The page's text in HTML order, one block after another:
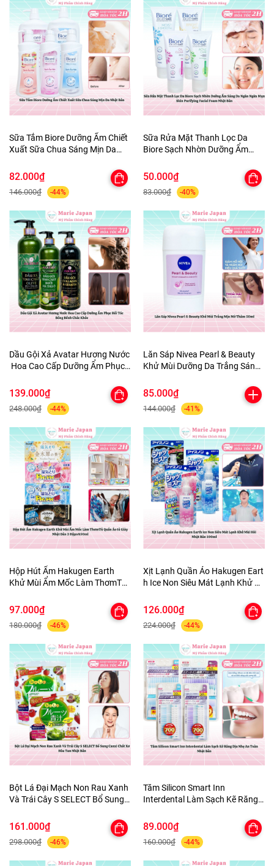
Sữa Tắm Biore Dưỡng Ẩm Chiết
Xuất Sữa Chua Sáng Mịn Da
82.000₫
146.000₫ -44%
Sữa Rửa Mặt Thanh Lọc Da
Biore Sạch Nhờn Dưỡng Ẩm
Purifying Facial Foam Nhật Bản
50.000₫
83.000₫ -40%
Dầu Gội Xả Avatar Hương Nước
Hoa Cao Cấp Dưỡng Ẩm Phục
139.000₫
248.000₫ -44%
Lăn Sáp Nivea Pearl & Beauty
Khử Mùi Dưỡng Da Trắng Sáng
85.000₫
144.000₫ -41%
Hộp Hút Ẩm Hakugen Earth
Khử Mùi Ẩm Mốc Làm ThơmTủ
Hộpx450ml
97.000₫
180.000₫ -46%
Xịt Lạnh Quần Áo Hakugen Eart
h Ice Non Siêu Mát Lạnh Khử M
126.000₫
224.000₫ -44%
Bột Lá Đại Mạch Non Rau Xanh
Và Trái Cây S SELECT Bổ Sung
Bản
161.000₫
298.000₫ -46%
Tăm Silicon Smart Inn
Interdental Làm Sạch Kẽ Răng
89.000₫
160.000₫ -44%